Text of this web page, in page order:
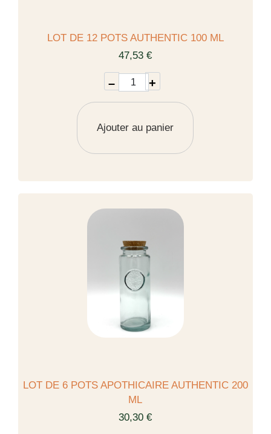
LOT DE 12 POTS AUTHENTIC 100 ML
47,53 €
– +
Ajouter au panier
LOT DE 6 POTS APOTHICAIRE AUTHENTIC 200
ML
30,30 €